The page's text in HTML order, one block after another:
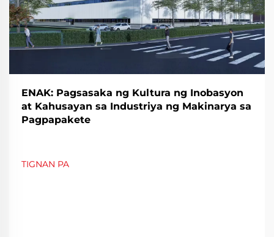
ENAK: Pagsasaka ng Kultura ng Inobasyon
at Kahusayan sa Industriya ng Makinarya sa
Pagpapakete
TIGNAN PA